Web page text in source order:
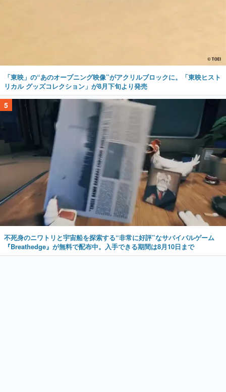
「東映」の“あのオープニング映像”がアクリルブロックに。「東映ヒスト
リカル グッズコレクション」が8月下旬より発売
5
不死身のニワトリと宇宙船を探索する“非常に好評”なサバイバルゲーム
『Breathedge』が無料で配布中。入手できる期間は8月10日まで